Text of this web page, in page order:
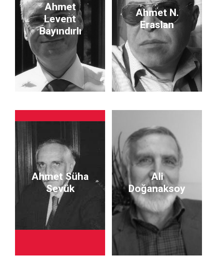
Ahmet
Levent
Bayındırlı
Ahmet N.
Eraslan
Ahmet Süha
Sevük
Ali
Doğanaksoy